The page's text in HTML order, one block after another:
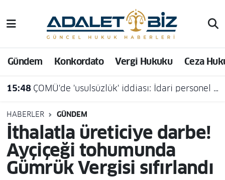
Gündem Konkordato Vergi Hukuku Ceza
15:48 ÇOMÜ'de 'usulsüzlük' iddiası: İdari personel açığa alındı
HABERLER GÜNDEM
İthalatla üreticiye darbe!
Ayçiçeği tohumunda
Gümrük Vergisi sıfırlandı
Hava Durumu
Trafik Durumu
Süper Lig Puan Durumu ve Fikstür
Tüm Manşetler
Son Dakika Haberleri
Haber Arşivi